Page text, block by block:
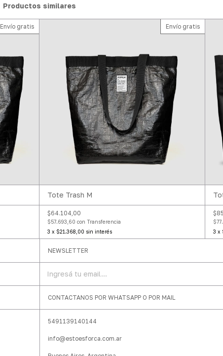
Productos similares
Envío gratis Envío gratis
Tote Trash M
$64.104,00
$57.693,60 con Transferencia
3 x $21.368,00 sin interés
3 x
NEWSLETTER
CONTACTANOS POR WHATSAPP O POR MAIL
5491139140144
info@estoesforca.com.ar